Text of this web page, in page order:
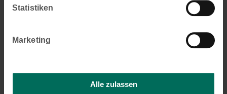
Statistiken
Marketing
Alle zulassen